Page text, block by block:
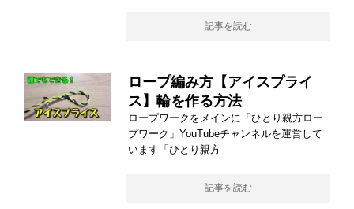
記事を読む
ロープ編み方【アイスプライ
ス】輪を作る方法
ロープワークをメインに「ひとり親方ロー
プワーク」YouTubeチャンネルを運営して
います「ひとり親方
記事を読む